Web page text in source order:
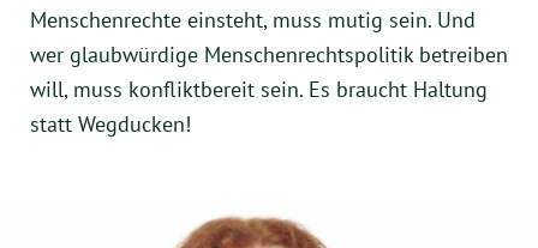
Menschenrechte einsteht, muss mutig sein. Und
wer glaubwürdige Menschenrechtspolitik betreiben
will, muss konfliktbereit sein. Es braucht Haltung
statt Wegducken!